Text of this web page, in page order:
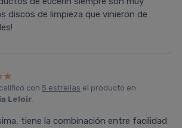
discos de limpieza que vinieron de
calificó con 5 estrellas el producto en
Leloir.
tiene la combinación entre facilidad